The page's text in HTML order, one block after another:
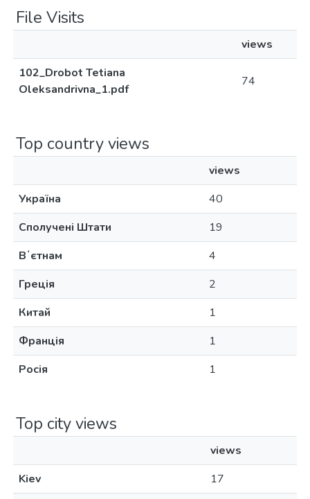
File Visits
views
102_Drobot Tetiana
Oleksandrivna_1.pdf
74
Top country views
views
Україна
40
Сполучені Штати
19
Вʼєтнам
4
Греція
2
Китай
1
Франція
1
Росія
1
Top city views
views
Kiev
17